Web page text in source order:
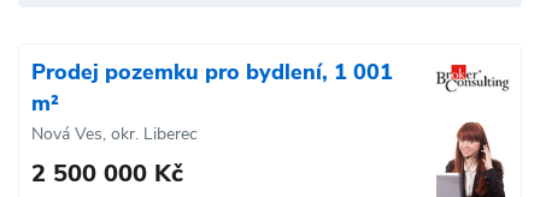
Prodej pozemku pro bydlení, 1 001
m²
Nová Ves, okr. Liberec
2 500 000 Kč